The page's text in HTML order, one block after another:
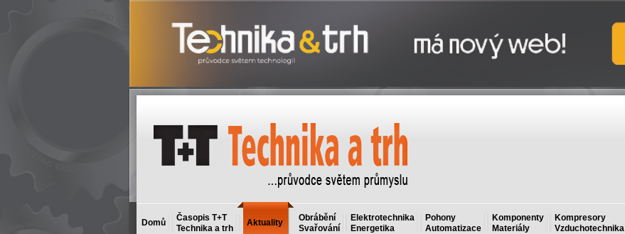
Domů
Časopis T+T
Technika a trh
Aktuality
Obrábění
Svařování
Elektrotechnika
Energetika
Pohony
Automatizace
Komponenty
Materiály
Kompresory
Vzduchotechnika